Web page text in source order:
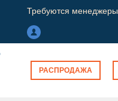
Требуются менеджеры
РАСПРОДАЖА